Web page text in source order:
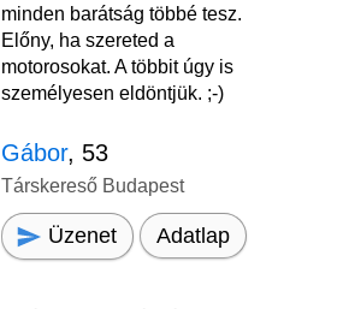
minden barátság többé tesz.
Előny, ha szereted a
motorosokat. A többit úgy is
személyesen eldöntjük. ;-)
Gábor, 53
Társkereső Budapest
Üzenet Adatlap